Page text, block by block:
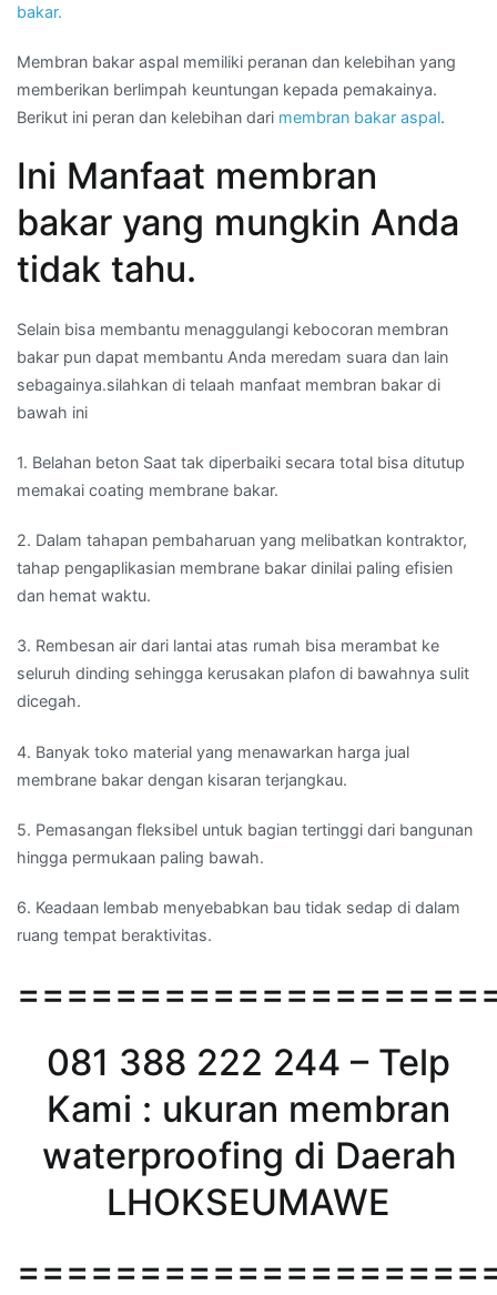
bakar.
Membran bakar aspal memiliki peranan dan kelebihan yang
memberikan berlimpah keuntungan kepada pemakainya.
Berikut ini peran dan kelebihan dari membran bakar aspal.
Ini Manfaat membran
bakar yang mungkin Anda
tidak tahu.
Selain bisa membantu menaggulangi kebocoran membran
bakar pun dapat membantu Anda meredam suara dan lain
sebagainya.silahkan di telaah manfaat membran bakar di
bawah ini
1. Belahan beton Saat tak diperbaiki secara total bisa ditutup
memakai coating membrane bakar.
2. Dalam tahapan pembaharuan yang melibatkan kontraktor,
tahap pengaplikasian membrane bakar dinilai paling efisien
dan hemat waktu.
3. Rembesan air dari lantai atas rumah bisa merambat ke
seluruh dinding sehingga kerusakan plafon di bawahnya sulit
dicegah.
4. Banyak toko material yang menawarkan harga jual
membrane bakar dengan kisaran terjangkau.
5. Pemasangan fleksibel untuk bagian tertinggi dari bangunan
hingga permukaan paling bawah.
6. Keadaan lembab menyebabkan bau tidak sedap di dalam
ruang tempat beraktivitas.
081 388 222 244 – Telp
Kami : ukuran membran
waterproofing di Daerah
LHOKSEUMAWE